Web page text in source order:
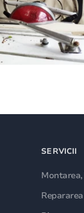
SERVICII